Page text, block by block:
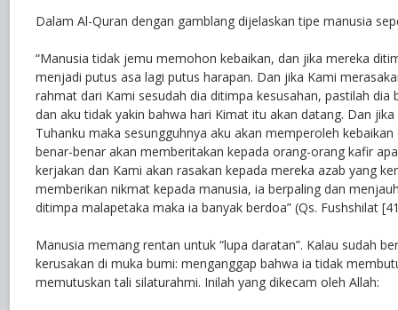
Dalam Al-Quran dengan gamblang dijelaskan tipe manusia
“Manusia tidak jemu memohon kebaikan, dan jika mereka
menjadi putus asa lagi putus harapan. Dan jika Kami
rahmat dari Kami sesudah dia ditimpa kesusahan, pastilah dia
dan aku tidak yakin bahwa hari Kimat itu akan datang. Dan
Tuhanku maka sesungguhnya aku akan memperoleh kebaikan
benar-benar akan memberitakan kepada orang-orang kafir
kerjakan dan Kami akan rasakan kepada mereka azab yang
memberikan nikmat kepada manusia, ia berpaling dan
ditimpa malapetaka maka ia banyak berdoa” (Qs. Fushshilat
Manusia memang rentan untuk “lupa daratan”. Kalau sudah
kerusakan di muka bumi: menganggap bahwa ia tidak
memutuskan tali silaturahmi. Inilah yang dikecam oleh Allah: